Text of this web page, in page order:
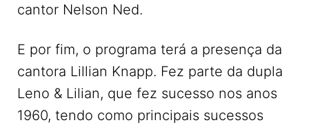
cantor Nelson Ned.
E por fim, o programa terá a presença da
cantora Lillian Knapp. Fez parte da dupla
Leno & Lilian, que fez sucesso nos anos
1960, tendo como principais sucessos